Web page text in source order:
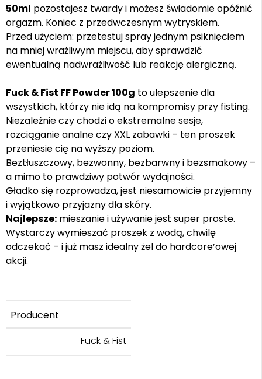
50ml pozostajesz twardy i możesz świadomie opóźnić
orgazm. Koniec z przedwczesnym wytryskiem.
Przed użyciem: przetestuj spray jednym psiknięciem
na mniej wrażliwym miejscu, aby sprawdzić
ewentualną nadwrażliwość lub reakcję alergiczną.
Fuck & Fist FF Powder 100g to ulepszenie dla
wszystkich, którzy nie idą na kompromisy przy fisting.
Niezależnie czy chodzi o ekstremalne sesje,
rozciąganie analne czy XXL zabawki – ten proszek
przeniesie cię na wyższy poziom.
Beztłuszczowy, bezwonny, bezbarwny i bezsmakowy –
a mimo to prawdziwy potwór wydajności.
Gładko się rozprowadza, jest niesamowicie przyjemny
i wyjątkowo przyjazny dla skóry.
Najlepsze: mieszanie i używanie jest super proste.
Wystarczy wymieszać proszek z wodą, chwilę
odczekać – i już masz idealny żel do hardcore’owej
akcji.
Producent
Fuck & Fist